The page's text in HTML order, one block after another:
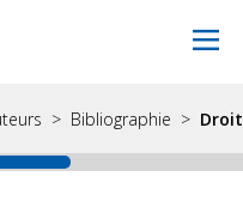
Bibliographie